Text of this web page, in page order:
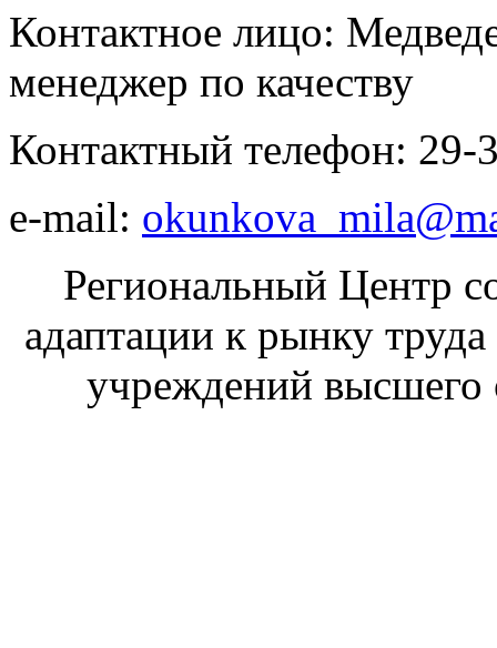
Контактное лицо:
менеджер по качеству
Контактный телефон:
е-mail:
Региональный Центр
адаптации к рынку
учреждений